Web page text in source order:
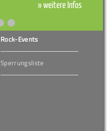
» weitere Infos
Rock-Events
Sperrungsliste